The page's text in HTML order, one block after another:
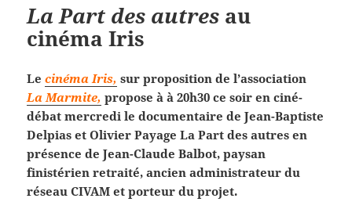
La Part des autres au
cinéma Iris
Lecinéma Iris, sur proposition de l’association
La Marmite, propose à à 20h30 ce soir en ciné-
débat mercredi le documentaire de Jean-Baptiste
Delpias et Olivier Payage La Part des autres en
présence de Jean-Claude Balbot, paysan
finistérien retraité, ancien administrateur du
réseau CIVAM et porteur du projet.